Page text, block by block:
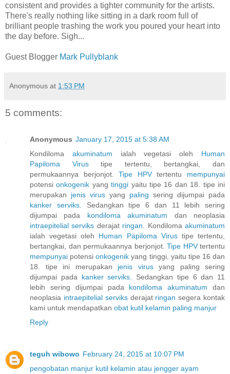
consistent and provides a tighter community for the artists.
There's really nothing like sitting in a dark room full of
brilliant people trashing the work you poured your heart into
the day before. Sigh...
Guest Blogger Mark Pullyblank
Anonymous at 1:53 PM
5 comments:
Anonymous January 17, 2015 at 5:38 AM
Kondiloma akuminatum ialah vegetasi oleh Human
Papiloma
Virustipe tertentu, bertangkai, dan
permukaannya berjonjot.Tipe HPVtertentu mempunyai
potensionkogenik yangtinggi yaitu tipe 16 dan 18. tipe ini
merupakan jenis virus yang paling sering dijumpai pada
kanker
serviks.
Sedangkan tipe 6 dan 11 lebih sering
dijumpai pada kondiloma akuminatum dan neoplasia
intraepitelial serviks derajat ringan. Kondilomaakuminatum
ialah vegetasi oleh Human Papiloma Virustipe tertentu,
bertangkai, dan permukaannya berjonjot. Tipe HPVtertentu
mempunyai potensionkogenik yang tinggi, yaitu tipe 16 dan
18. tipe ini merupakan jenis virusyang paling sering
dijumpai pada kanker serviks.
Sedangkan tipe 6 dan 11
lebih sering dijumpai pada kondiloma akuminatum dan
neoplasia intraepitelial serviksderajat ringan segera kontak
kami untuk mendapatkan obat kutil kelamin paling manjur
Reply
teguh wibowo February 24, 2015 at 10:07 PM
pengobatan manjur kutil kelamin atau jengger ayam